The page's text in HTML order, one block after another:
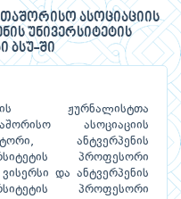
ასოციაციის
უნივერსიტეტის
ბსუ-ში
ჟურნალისტთა
ასოციაციის
ანტვერპენის
პროფესორი
და ანტვერპენის
პროფესორი